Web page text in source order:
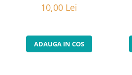
10,00 Lei
ADAUGA IN COS